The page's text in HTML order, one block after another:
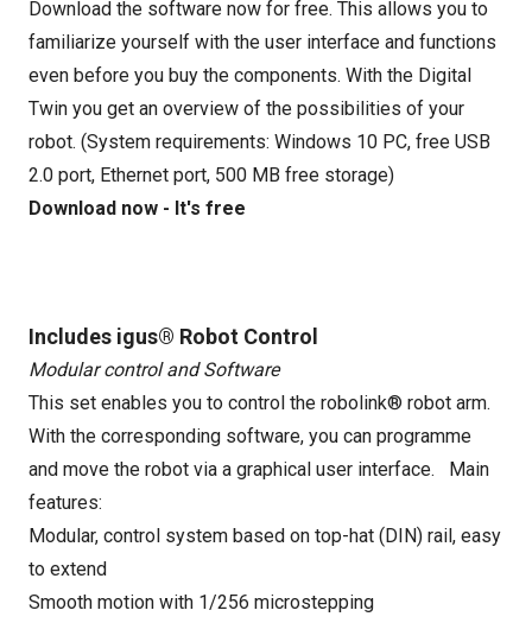
Download the software now for free. This allows you to
familiarize yourself with the user interface and functions
even before you buy the components. With the Digital
Twin you get an overview of the possibilities of your
robot. (System requirements: Windows 10 PC, free USB
2.0 port, Ethernet port, 500 MB free storage)
Download now - It's free
Includes igus® Robot Control
Modular control and Software
This set enables you to control the robolink® robot arm.
With the corresponding software, you can programme
and move the robot via a graphical user interface. Main
features:
Modular, control system based on top-hat (DIN) rail, easy
to extend
Smooth motion with 1/256 microstepping